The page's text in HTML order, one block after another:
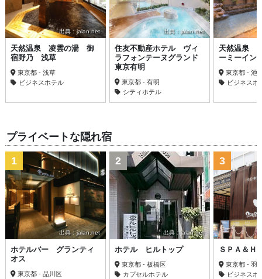
出典：jalan.net
天然温泉 凌雲の湯 御
宿野乃 浅草
東京都 - 浅草
ビジネスホテル
出典：jalan.net
住友不動産ホテル ヴィ
ラフォンテーヌグランド
東京有明
東京都 - 有明
シティホテル
天然温泉
ーミーイン
東京都 - 池
ビジネスホ
プライベートな隠れ宿
出典：jalan.net
1
ホテルバー グランティ
オス
東京都 - 品川区
出典：jalan.net
2
ホテル ヒルトップ
東京都 - 板橋区
カプセルホテル
3
ＳＰＡ＆
東京都 - 羽
ビジネスホ